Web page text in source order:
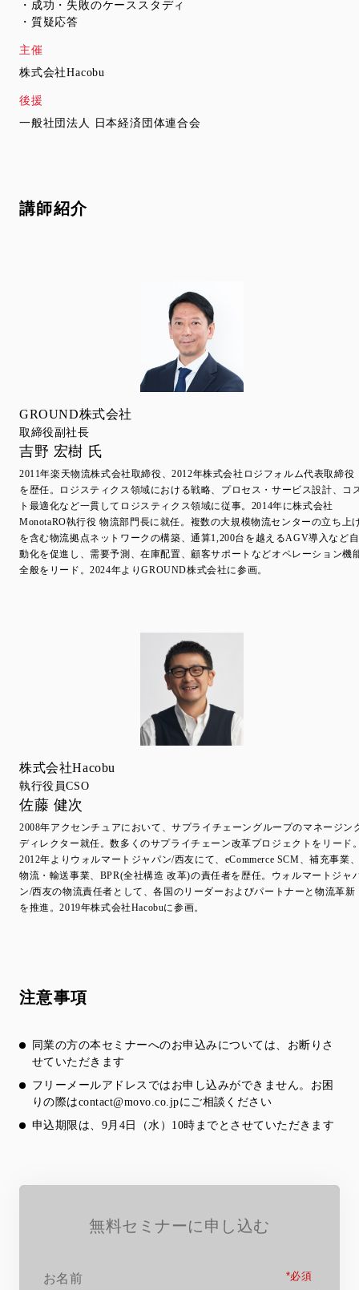
・成功・失敗のケーススタディ
・質疑応答
主催
株式会社Hacobu
後援
一般社団法人 日本経済団体連合会
講師紹介
GROUND株式会社
取締役副社長
吉野 宏樹 氏
2011年楽天物流株式会社取締役、2012年株式会社ロジフォルム代表取締役
を歴任。ロジスティクス領域における戦略、プロセス・サービス設計、コ
ト最適化など一貫してロジスティクス領域に従事。2014年に株式会社
MonotaRO執行役 物流部門長に就任。複数の大規模物流センターの立ち上
を含む物流拠点ネットワークの構築、通算1,200台を越えるAGV導入など自
動化を促進し、需要予測、在庫配置、顧客サポートなどオペレーション機
全般をリード。2024年よりGROUND株式会社に参画。
株式会社Hacobu
執行役員CSO
佐藤 健次
2008年アクセンチュアにおいて、サプライチェーングループのマネージン
ディレクター就任。数多くのサプライチェーン改革プロジェクトをリード
2012年よりウォルマートジャパン/⻄友にて、eCommerce SCM、補充事業
物流・輸送事業、BPR(全社構造 改革)の責任者を歴任。ウォルマートジャ
ン/⻄友の物流責任者として、各国のリーダーおよびパートナーと物流革新
を推進。2019年株式会社Hacobuに参画。
注意事項
同業の方の本セミナーへのお申込みについては、お断りさ
せていただきます
フリーメールアドレスではお申し込みができません。お困
りの際はcontact@movo.co.jpにご相談ください
申込期限は、9月4日（水）10時までとさせていただきます
無料セミナーに申し込む
*
お名前